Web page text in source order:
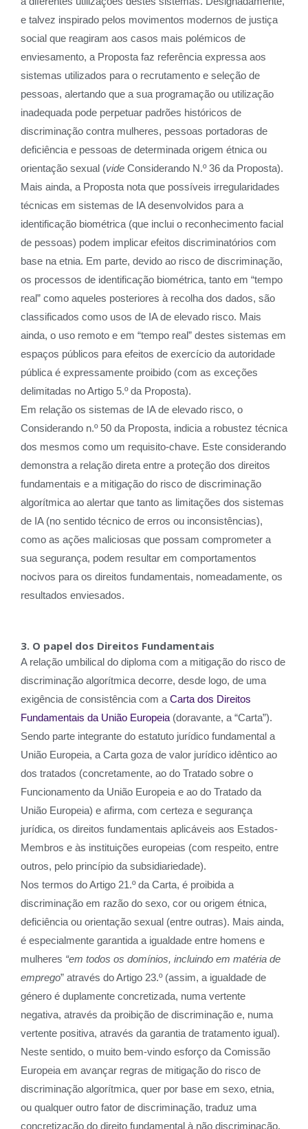
e talvez inspirado pelos movimentos modernos de justiça
social que reagiram aos casos mais polémicos de
enviesamento, a Proposta faz referência expressa aos
sistemas utilizados para o recrutamento e seleção de
pessoas, alertando que a sua programação ou utilização
inadequada pode perpetuar padrões históricos de
discriminação contra mulheres, pessoas portadoras de
deficiência e pessoas de determinada origem étnica ou
orientação sexual (vide Considerando N.º 36 da Proposta).
Mais ainda, a Proposta nota que possíveis irregularidades
técnicas em sistemas de IA desenvolvidos para a
identificação biométrica (que inclui o reconhecimento facial
de pessoas) podem implicar efeitos discriminatórios com
base na etnia. Em parte, devido ao risco de discriminação,
os processos de identificação biométrica, tanto em “tempo
real” como aqueles posteriores à recolha dos dados, são
classificados como usos de IA de elevado risco. Mais
ainda, o uso remoto e em “tempo real” destes sistemas em
espaços públicos para efeitos de exercício da autoridade
pública é expressamente proibido (com as exceções
delimitadas no Artigo 5.º da Proposta).
Em relação os sistemas de IA de elevado risco, o
Considerando n.º 50 da Proposta, indicia a robustez técnica
dos mesmos como um requisito-chave. Este considerando
demonstra a relação direta entre a proteção dos direitos
fundamentais e a mitigação do risco de discriminação
algorítmica ao alertar que tanto as limitações dos sistemas
de IA (no sentido técnico de erros ou inconsistências),
como as ações maliciosas que possam comprometer a
sua segurança, podem resultar em comportamentos
nocivos para os direitos fundamentais, nomeadamente, os
resultados enviesados.
3. O papel dos Direitos Fundamentais
A relação umbilical do diploma com a mitigação do risco de
discriminação algorítmica decorre, desde logo, de uma
exigência de consistência com a Carta dos Direitos
Fundamentais da União Europeia (doravante, a “Carta”).
Sendo parte integrante do estatuto jurídico fundamental a
União Europeia, a Carta goza de valor jurídico idêntico ao
dos tratados (concretamente, ao do Tratado sobre o
Funcionamento da União Europeia e ao do Tratado da
União Europeia) e afirma, com certeza e segurança
jurídica, os direitos fundamentais aplicáveis aos Estados-
Membros e às instituições europeias (com respeito, entre
outros, pelo princípio da subsidiariedade).
Nos termos do Artigo 21.º da Carta, é proibida a
discriminação em razão do sexo, cor ou origem étnica,
deficiência ou orientação sexual (entre outras). Mais ainda,
é especialmente garantida a igualdade entre homens e
mulheres “em todos os domínios, incluindo em matéria de
emprego” através do Artigo 23.º (assim, a igualdade de
género é duplamente concretizada, numa vertente
negativa, através da proibição de discriminação e, numa
vertente positiva, através da garantia de tratamento igual).
Neste sentido, o muito bem-vindo esforço da Comissão
Europeia em avançar regras de mitigação do risco de
discriminação algorítmica, quer por base em sexo, etnia,
ou qualquer outro fator de discriminação, traduz uma
concretização do direito fundamental à não discriminação,